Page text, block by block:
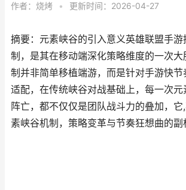
作者： 烧烤 • 更新时间：2026-04-27
摘要：元素峡谷的引入意义英雄联盟手
制，是其在移动端深化策略维度的一次
制并非简单移植端游，而是针对手游快
适配，在传统峡谷对战基础上，每一次元
阵亡，都不仅仅是团队战斗力的叠加，
素峡谷机制，策略变革与节奏狂想曲的副